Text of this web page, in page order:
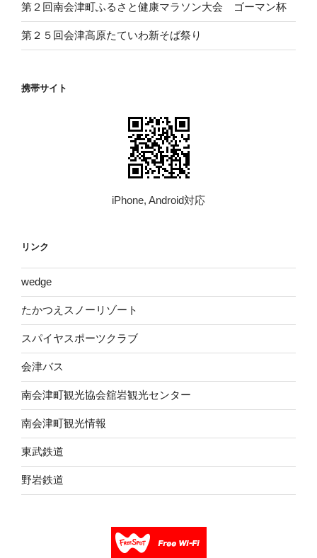
第２回南会津町ふるさと健康マラソン大会 ゴーマン杯
第２５回会津高原たていわ新そば祭り
携帯サイト
iPhone, Android対応
リンク
wed​ge
たかつえスノーリゾート
スパイヤスポーツクラブ
会津バス
南会津町観光協会舘岩観光センター
南会津町観光情報
東武鉄道
野岩鉄道